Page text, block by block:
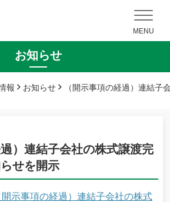
MENU
お知らせ
報 お知らせ （開示事項の経過）連結子
過）連結子会社の株式譲渡完
せを開示
開示事項の経過）連結子会社の株式